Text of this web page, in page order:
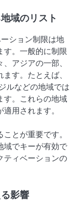
域のリスト
ション制限は地
す。一般的に制限
アジアの一部、
す。たとえば、
ルなどの地域では
す。これらの地域
用されます。
とが重要です。
域でキーが有効で
ティベーションの
影響